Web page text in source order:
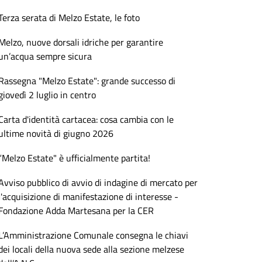
serata di Melzo Estate, le foto
nuove dorsali idriche per garantire
sempre sicura
"Melzo Estate": grande successo di
2 luglio in centro
d'identità cartacea: cosa cambia con le
novità di giugno 2026
Estate" è ufficialmente partita!
pubblico di avvio di indagine di mercato per
di manifestazione di interesse -
Adda Martesana per la CER
Comunale consegna le chiavi
locali della nuova sede alla sezione melzese